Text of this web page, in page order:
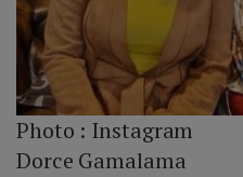
Photo : Instagram
Dorce Gamalama